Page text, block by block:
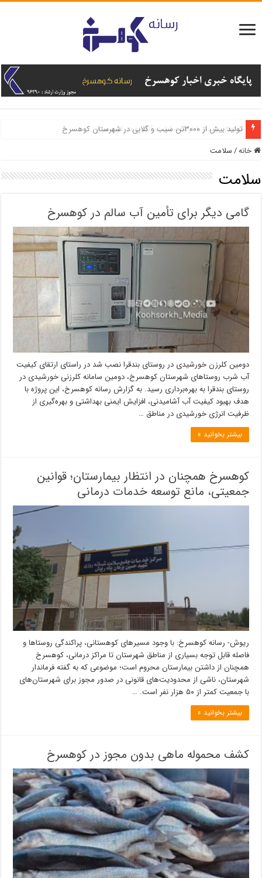
اشتغال پایدار با توسعه کشت آنغوزه در کوهسرخ
خانه/سلامت
سلامت
گامی دیگر برای تأمین آب سالم در کوهسرخ
دومین کلرزن خورشیدی در روستای بندقرا نصب شد در راستای ارتقای کیفیت
آب شرب روستاهای شهرستان کوهسرخ، دومین سامانه کلرزنی خورشیدی در
روستای بندقرا به بهره‌برداری رسید. به گزارش رسانه کوهسرخ، این پروژه با
هدف بهبود کیفیت آب آشامیدنی، افزایش ایمنی بهداشتی و بهره‌گیری از
ظرفیت انرژی خورشیدی در مناطق …
بیشتر بخوانید »
کوهسرخ همچنان در انتظار بیمارستان؛ قوانین
جمعیتی، مانع توسعه خدمات درمانی
ریوش- رسانه کوهسرخ: با وجود مسیرهای کوهستانی، پراکندگی روستاها و
فاصله قابل توجه بسیاری از مناطق شهرستان تا مراکز درمانی، کوهسرخ
همچنان از داشتن بیمارستان محروم است؛ موضوعی که به گفته فرماندار
شهرستان، ناشی از محدودیت‌های قانونی در صدور مجوز برای شهرستان‌های
با جمعیت کمتر از ۵۰ هزار نفر است. …
بیشتر بخوانید »
كشف محموله ماهی بدون مجوز در كوهسرخ